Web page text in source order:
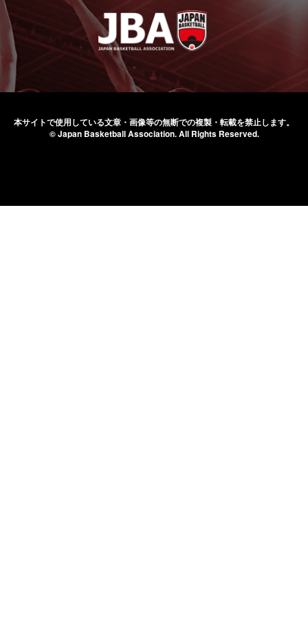
本サイトで使用している文章・画像等の無断での複製・転載を禁止します。
© Japan Basketball Association.All Rights Reserved.